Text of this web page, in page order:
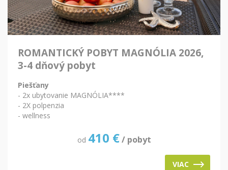
ROMANTICKÝ POBYT MAGNÓLIA 2026,
3-4 dňový pobyt
Piešťany
- 2x ubytovanie MAGNÓLIA****
- 2X polpenzia
- wellness
od 410 € / pobyt
VIAC